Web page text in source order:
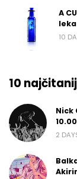
A
leka
10
10
Nick
2